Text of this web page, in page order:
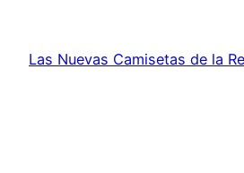
contenido
Las Nuevas Camisetas de la